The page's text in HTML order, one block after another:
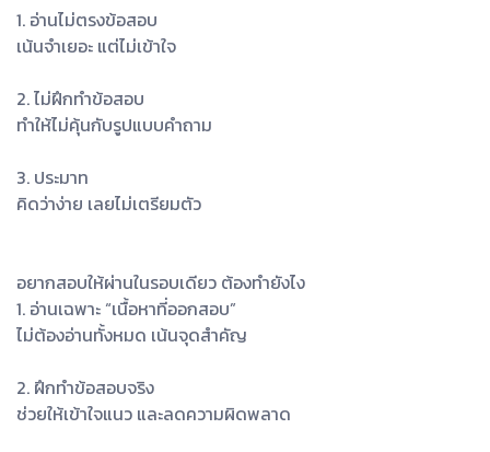
1. อ่านไม่ตรงข้อสอบ
เน้นจำเยอะ แต่ไม่เข้าใจ
2. ไม่ฝึกทำข้อสอบ
ทำให้ไม่คุ้นกับรูปแบบคำถาม
3. ประมาท
คิดว่าง่าย เลยไม่เตรียมตัว
อยากสอบให้ผ่านในรอบเดียว ต้องทำยังไง
1. อ่านเฉพาะ “เนื้อหาที่ออกสอบ”
ไม่ต้องอ่านทั้งหมด เน้นจุดสำคัญ
2. ฝึกทำข้อสอบจริง
ช่วยให้เข้าใจแนว และลดความผิดพลาด